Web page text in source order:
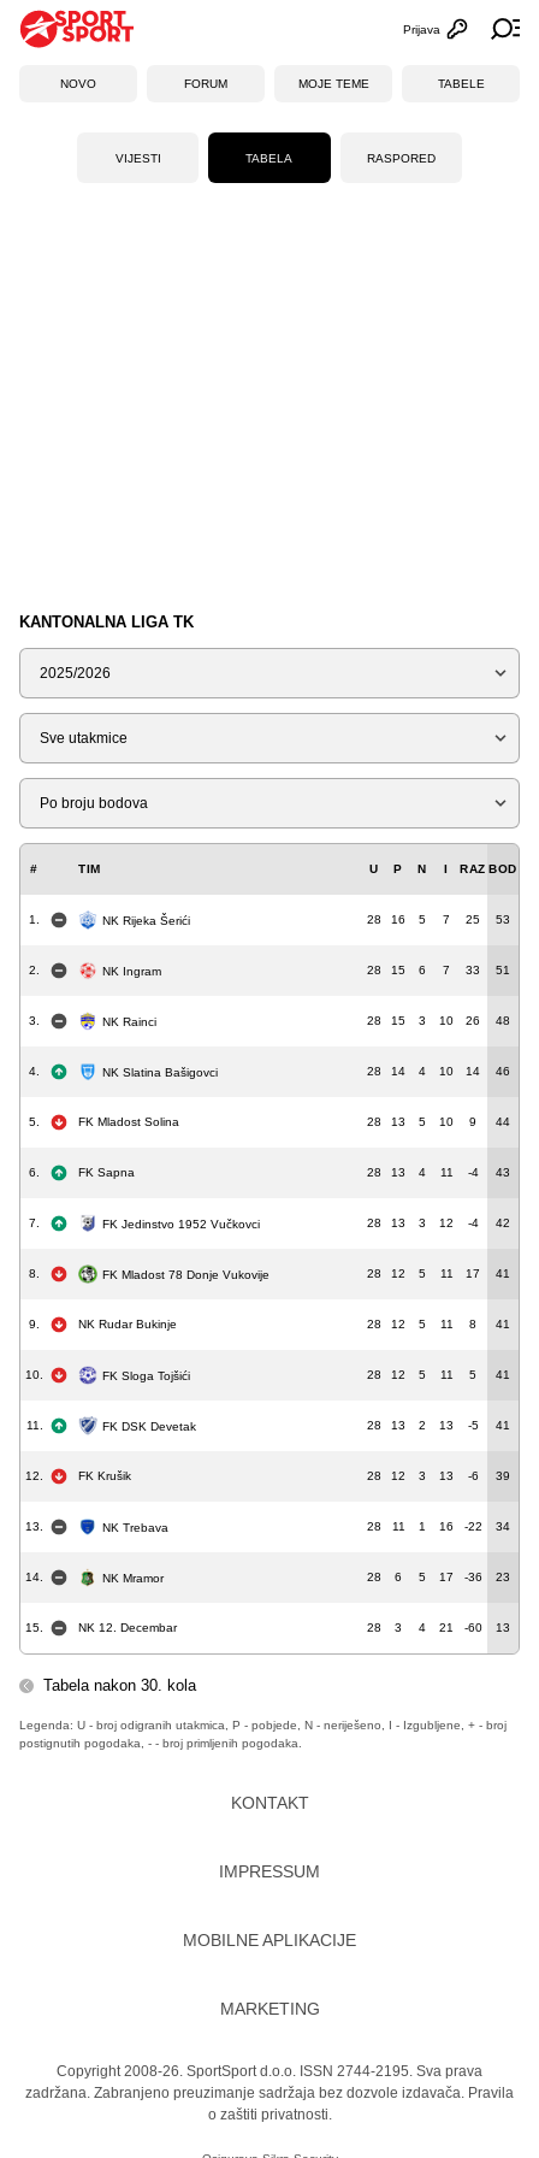
Otvori
Prijava
NOVO FORUM MOJE TEME TABELE
VIJESTI TABELA RASPORED
KANTONALNA LIGA TK
Sezona
Tip
Liga
# TIM U P N I RAZ BOD
1. NK Rijeka Šerići 28 16 5 7 25 53
2. NK Ingram 28 15 6 7 33 51
3. NK Rainci 28 15 3 10 26 48
4. NK Slatina Bašigovci 28 14 4 10 14 46
5. FK Mladost Solina 28 13 5 10 9 44
6. FK Sapna 28 13 4 11 -4 43
7. FK Jedinstvo 1952 Vučkovci 28 13 3 12 -4 42
8. FK Mladost 78 Donje Vukovije 28 12 5 11 17 41
9. NK Rudar Bukinje 28 12 5 11 8 41
10. FK Sloga Tojšići 28 12 5 11 5 41
11. FK DSK Devetak 28 13 2 13 -5 41
12. FK Krušik 28 12 3 13 -6 39
13. NK Trebava 28 11 1 16 -22 34
14. NK Mramor 28 6 5 17 -36 23
15. NK 12. Decembar 28 3 4 21 -60 13
Tabela nakon 30. kola
Legenda: U - broj odigranih utakmica, P - pobjede, N - neriješeno, I - Izgubljene, + - broj
postignutih pogodaka, - - broj primljenih pogodaka.
KONTAKT
IMPRESSUM
MOBILNE APLIKACIJE
MARKETING
Copyright 2008-26. SportSport d.o.o. ISSN 2744-2195. Sva prava
zadržana. Zabranjeno preuzimanje sadržaja bez dozvole izdavača. Pravila
o zaštiti privatnosti.